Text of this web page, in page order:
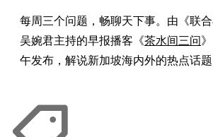
每周三个问题，畅聊天下事。由《联
吴婉君主持的早报播客《茶水间三问
午发布，解说新加坡海内外的热点话题